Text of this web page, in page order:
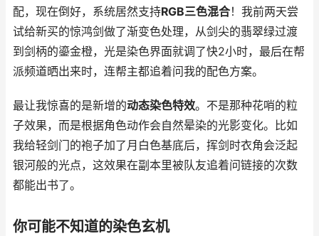
配，现在倒好，系统居然支持RGB三色混合！我前两天尝
试给新买的惊鸿剑做了渐变色处理，从剑尖的翡翠绿过渡
到剑柄的鎏金橙，光是染色界面就调了快2小时，最后在帮
派频道晒出来时，连帮主都追着问我的配色方案。
最让我惊喜的是新增的动态染色特效。不是那种花哨的粒
子效果，而是根据角色动作会自然晕染的光影变化。比如
我给轻剑门的袍子加了月白色基底后，挥剑时衣角会泛起
银河般的光点，这效果在副本里被队友追着问链接的次数
都能出书了。
你可能不知道的染色玄机